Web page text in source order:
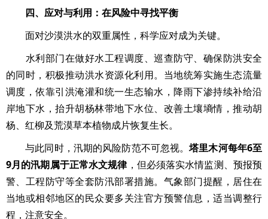
四、应对与利用：在风险中寻找平衡
面对沙漠洪水的双重属性，科学应对成为关键。
水利部门在做好水工程调度、巡查防守、确保防洪安全
的同时，积极推动洪水资源化利用。当地统筹实施生态流量
调度，依靠引洪淹灌和统一生态输水，降雨下渗持续补给沿
岸地下水，抬升胡杨林带地下水位、改善土壤墒情，推动胡
杨、红柳及荒漠草本植物成片恢复生长。
与此同时，汛期的风险防范不可忽视。塔里木河每年6至
9月的汛期属于正常水文规律，但必须落实水情监测、预报预
警、工程防守等全套防汛部署措施。气象部门提醒，居住在
当地或相邻地区的民众要多关注官方预警信息，适当调整行
程，注意安全。